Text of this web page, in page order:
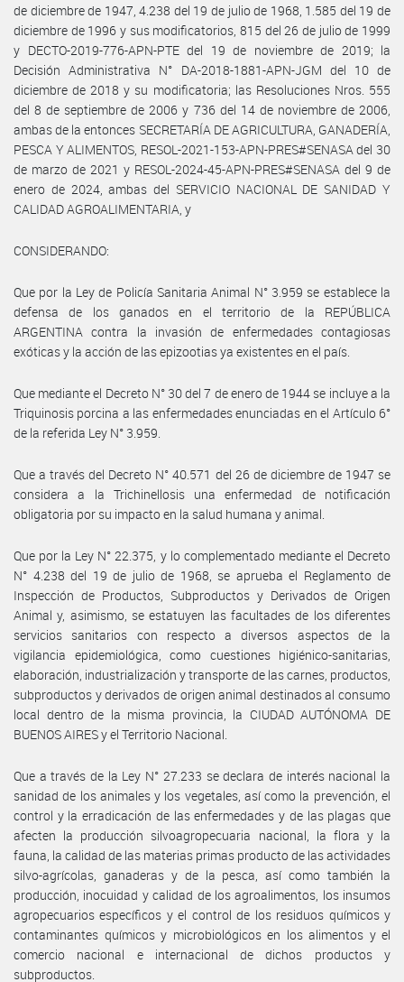
de diciembre de 1947, 4.238 del 19 de julio de 1968, 1.585 del 19 de
diciembre de 1996 y sus modificatorios, 815 del 26 de julio de 1999
y DECTO-2019-776-APN-PTE del 19 de noviembre de 2019; la
Decisión Administrativa N° DA-2018-1881-APN-JGM del 10 de
diciembre de 2018 y su modificatoria; las Resoluciones Nros. 555
del 8 de septiembre de 2006 y 736 del 14 de noviembre de 2006,
ambas de la entonces SECRETARÍA DE AGRICULTURA, GANADERÍA,
PESCA Y ALIMENTOS, RESOL-2021-153-APN-PRES#SENASA del 30
de marzo de 2021 y RESOL-2024-45-APN-PRES#SENASA del 9 de
enero de 2024, ambas del SERVICIO NACIONAL DE SANIDAD Y
CALIDAD AGROALIMENTARIA, y
CONSIDERANDO:
Que por la Ley de Policía Sanitaria Animal N° 3.959 se establece la
defensa de los ganados en el territorio de la REPÚBLICA
ARGENTINA contra la invasión de enfermedades contagiosas
exóticas y la acción de las epizootias ya existentes en el país.
Que mediante el Decreto N° 30 del 7 de enero de 1944 se incluye a la
Triquinosis porcina a las enfermedades enunciadas en el Artículo 6°
de la referida Ley N° 3.959.
Que a través del Decreto N° 40.571 del 26 de diciembre de 1947 se
considera a la Trichinellosis una enfermedad de notificación
obligatoria por su impacto en la salud humana y animal.
Que por la Ley N° 22.375, y lo complementado mediante el Decreto
N° 4.238 del 19 de julio de 1968, se aprueba el Reglamento de
Inspección de Productos, Subproductos y Derivados de Origen
Animal y, asimismo, se estatuyen las facultades de los diferentes
servicios sanitarios con respecto a diversos aspectos de la
vigilancia epidemiológica, como cuestiones higiénico-sanitarias,
elaboración, industrialización y transporte de las carnes, productos,
subproductos y derivados de origen animal destinados al consumo
local dentro de la misma provincia, la CIUDAD AUTÓNOMA DE
BUENOS AIRES y el Territorio Nacional.
Que a través de la Ley N° 27.233 se declara de interés nacional la
sanidad de los animales y los vegetales, así como la prevención, el
control y la erradicación de las enfermedades y de las plagas que
afecten la producción silvoagropecuaria nacional, la flora y la
fauna, la calidad de las materias primas producto de las actividades
silvo-agrícolas, ganaderas y de la pesca, así como también la
producción, inocuidad y calidad de los agroalimentos, los insumos
agropecuarios específicos y el control de los residuos químicos y
contaminantes químicos y microbiológicos en los alimentos y el
comercio nacional e internacional de dichos productos y
subproductos.